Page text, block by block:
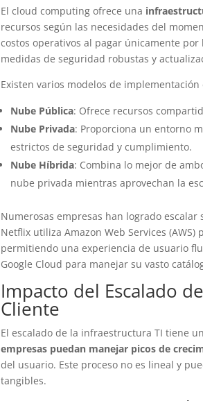
El cloud computing ofrece una
recursos según las necesidades del
costos operativos al pagar únicamente
medidas de seguridad robustas y
Existen varios modelos de
Nube Pública: Ofrece recursos
Nube Privada: Proporciona un entorno
estrictos de seguridad y cumplimiento.
Nube Híbrida: Combina lo mejor de
nube privada mientras aprovechan la
Numerosas empresas han logrado
Netflix utiliza Amazon Web Services
permitiendo una experiencia de usuario
Google Cloud para manejar su vasto
Impacto del Escalado
Cliente
El escalado de la infraestructura TI tiene
empresas puedan manejar picos de
del usuario. Este proceso no es lineal y
tangibles.